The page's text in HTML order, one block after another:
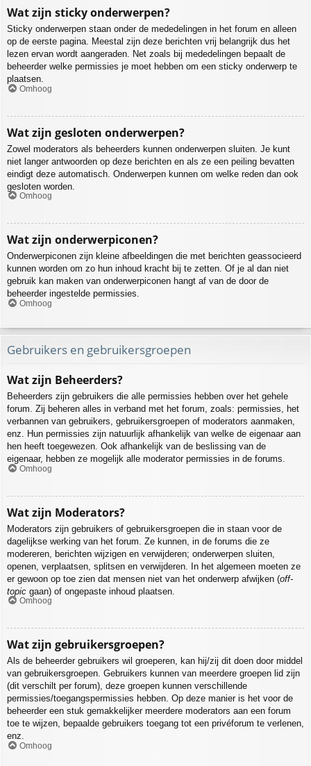
Wat zijn sticky onderwerpen?
Sticky onderwerpen staan onder de mededelingen in het forum en alleen
op de eerste pagina. Meestal zijn deze berichten vrij belangrijk dus het
lezen ervan wordt aangeraden. Net zoals bij mededelingen bepaalt de
beheerder welke permissies je moet hebben om een sticky onderwerp te
plaatsen.
Omhoog
Wat zijn gesloten onderwerpen?
Zowel moderators als beheerders kunnen onderwerpen sluiten. Je kunt
niet langer antwoorden op deze berichten en als ze een peiling bevatten
eindigt deze automatisch. Onderwerpen kunnen om welke reden dan ook
gesloten worden.
Omhoog
Wat zijn onderwerpiconen?
Onderwerpiconen zijn kleine afbeeldingen die met berichten geassocieerd
kunnen worden om zo hun inhoud kracht bij te zetten. Of je al dan niet
gebruik kan maken van onderwerpiconen hangt af van de door de
beheerder ingestelde permissies.
Omhoog
Gebruikers en gebruikersgroepen
Wat zijn Beheerders?
Beheerders zijn gebruikers die alle permissies hebben over het gehele
forum. Zij beheren alles in verband met het forum, zoals: permissies, het
verbannen van gebruikers, gebruikersgroepen of moderators aanmaken,
enz. Hun permissies zijn natuurlijk afhankelijk van welke de eigenaar aan
hen heeft toegewezen. Ook afhankelijk van de beslissing van de
eigenaar, hebben ze mogelijk alle moderator permissies in de forums.
Omhoog
Wat zijn Moderators?
Moderators zijn gebruikers of gebruikersgroepen die in staan voor de
dagelijkse werking van het forum. Ze kunnen, in de forums die ze
modereren, berichten wijzigen en verwijderen; onderwerpen sluiten,
openen, verplaatsen, splitsen en verwijderen. In het algemeen moeten ze
er gewoon op toe zien dat mensen niet van het onderwerp afwijken (off-
topic gaan) of ongepaste inhoud plaatsen.
Omhoog
Wat zijn gebruikersgroepen?
Als de beheerder gebruikers wil groeperen, kan hij/zij dit doen door middel
van gebruikersgroepen. Gebruikers kunnen van meerdere groepen lid zijn
(dit verschilt per forum), deze groepen kunnen verschillende
permissies/toegangspermissies hebben. Op deze manier is het voor de
beheerder een stuk gemakkelijker meerdere moderators aan een forum
toe te wijzen, bepaalde gebruikers toegang tot een privéforum te verlenen,
enz.
Omhoog